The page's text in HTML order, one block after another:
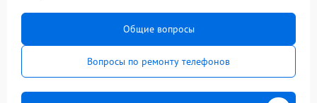
Общие вопросы
Вопросы по ремонту телефонов